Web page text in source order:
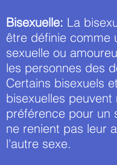
Bisexuelle: La
être définie comme
sexuelle ou
les personnes des
Certains bisexuels
bisexuelles peuvent
préférence pour un
ne renient pas leur
l'autre sexe.